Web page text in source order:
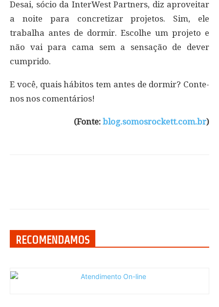
Desai, sócio da InterWest Partners, diz aproveitar
a noite para concretizar projetos. Sim, ele
trabalha antes de dormir. Escolhe um projeto e
não vai para cama sem a sensação de dever
cumprido.
E você, quais hábitos tem antes de dormir? Conte-
nos nos comentários!
(Fonte: blog.somosrockett.com.br)
RECOMENDAMOS